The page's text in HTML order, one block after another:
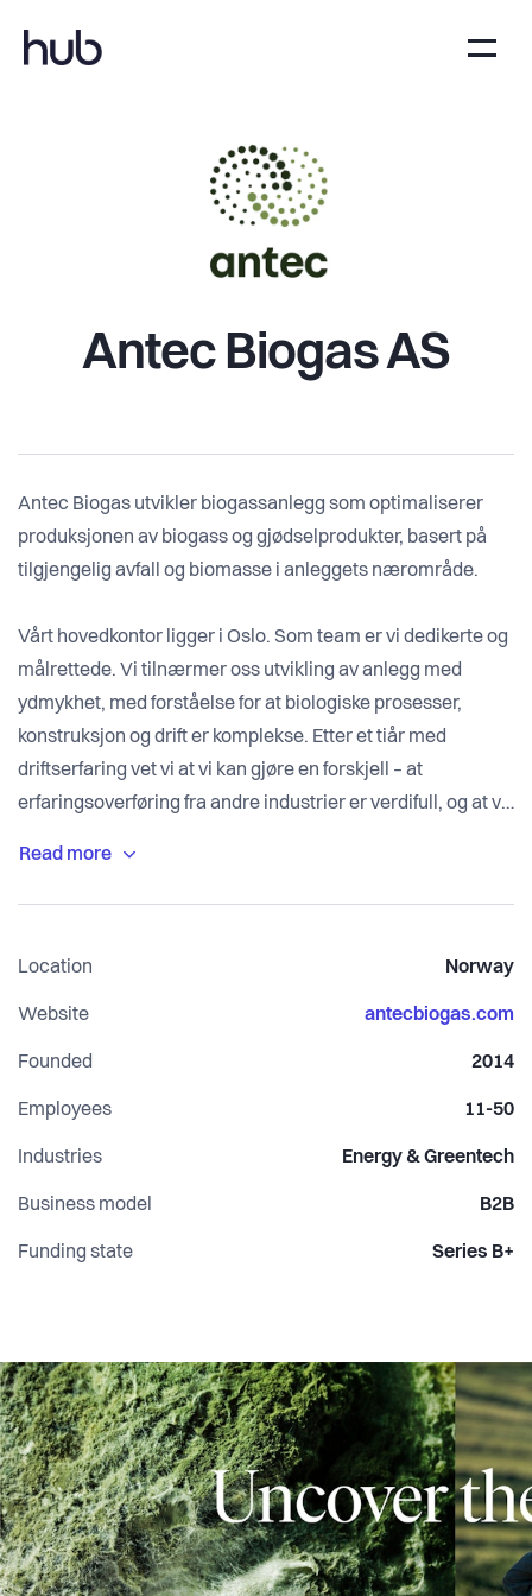
Antec Biogas AS
Antec Biogas utvikler biogassanlegg som optimaliserer
produksjonen av biogass og gjødselprodukter, basert på
tilgjengelig avfall og biomasse i anleggets nærområde.
Vårt hovedkontor ligger i Oslo. Som team er vi dedikerte og
målrettede. Vi tilnærmer oss utvikling av anlegg med
ydmykhet, med forståelse for at biologiske prosesser,
konstruksjon og drift er komplekse. Etter et tiår med
driftserfaring vet vi at vi kan gjøre en forskjell – at
erfaringsoverføring fra andre industrier er verdifull, og at vi,
Gjennom mange år har teamet fått god erfaring med bruk
at amspillet mellom teknologi og biologi er en viktig
suksessfaktor for å få til en god og lønnsom
erfaring sikrer god prosjektgjennomføring, lønnsomhet og
sirkulære verdikjeder. Vi kjenner også på at å løse
Location Norway
Website antecbiogas.com
Founded 2014
Employees 11-50
Industries Energy & Greentech
Business model B2B
Funding state Series B+